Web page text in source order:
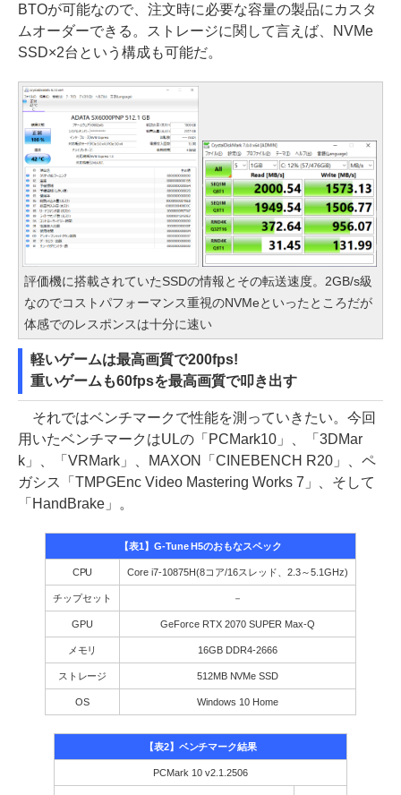
BTOが可能なので、注文時に必要な容量の製品にカスタ
ムオーダーできる。ストレージに関して言えば、NVMe
SSD×2台という構成も可能だ。
評価機に搭載されていたSSDの情報とその転送速度。2GB/s級
なのでコストパフォーマンス重視のNVMeといったところだが
体感でのレスポンスは十分に速い
軽いゲームは最高画質で200fps!
重いゲームも60fpsを最高画質で叩き出す
それではベンチマークで性能を測っていきたい。今回
用いたベンチマークはULの「PCMark10」、「3DMar
k」、「VRMark」、MAXON「CINEBENCH R20」、ペ
ガシス「TMPGEnc Video Mastering Works 7」、そして
「HandBrake」。
【表1】G-Tune H5のおもなスペック
CPU Core i7-10875H(8コア/16スレッド、2.3～5.1GHz)
チップセット －
GPU GeForce RTX 2070 SUPER Max-Q
メモリ 16GB DDR4-2666
ストレージ 512MB NVMe SSD
OS Windows 10 Home
【表2】ベンチマーク結果
PCMark 10 v2.1.2506